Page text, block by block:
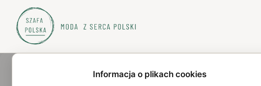
Informacja o plikach cookies
/ wełna